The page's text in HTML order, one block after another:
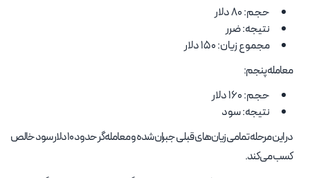
حجم: 80 دلار
نتیجه: ضرر
مجموع زیان: 150 دلار
معامله پنجم:
حجم: 160 دلار
نتیجه: سود
در این مرحله تمامی زیان‌های قبلی جبران شده و معامله‌گر حدود 10 دلار سود خالص
کسب می‌کند.